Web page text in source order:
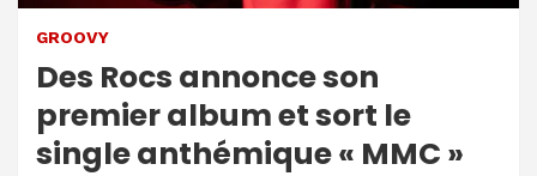
GROOVY
Des Rocs annonce son
premier album et sort le
single anthémique « MMC »